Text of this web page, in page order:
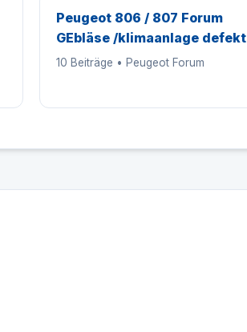
Peugeot 806 / 807 Forum
GEbläse /klimaanlage defekt
10 Beiträge • Peugeot Forum